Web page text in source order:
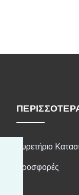
Ευρετήριο
Προσφορές